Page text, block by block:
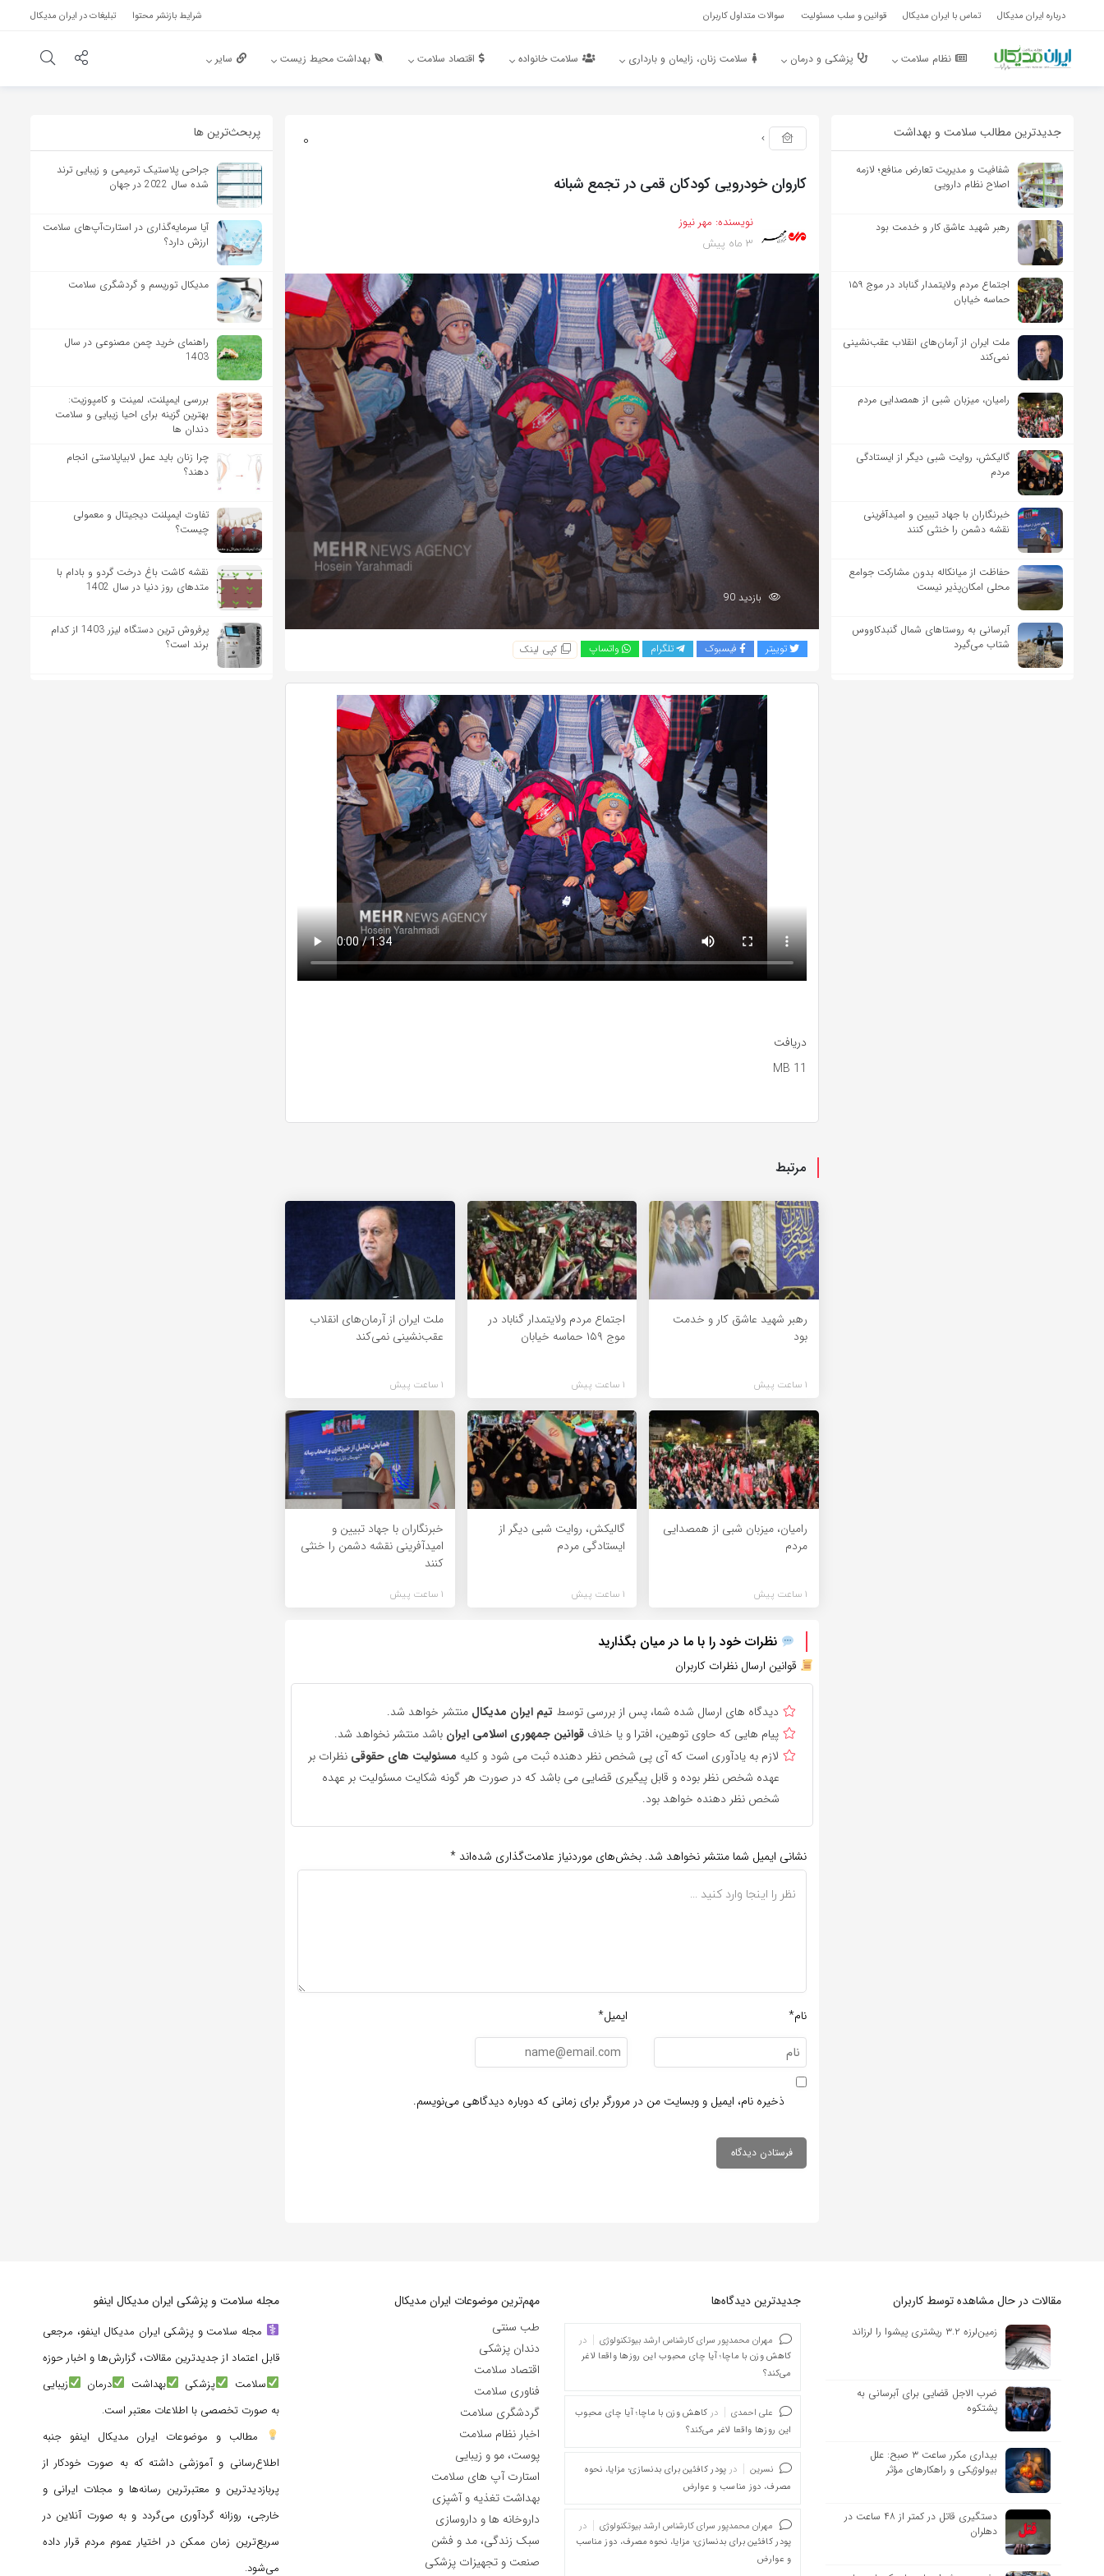
درباره ایران مدیکال تماس با ایران مدیکال قوانین و سلب مسئولیت سوالات متداول کاربران شرایط بازنشر محتوا تبلیغات در ایران مدیکال
نظام سلامت پزشکی و درمان سلامت زنان، زایمان و بارداری سلامت خانواده اقتصاد سلامت بهداشت محیط زیست سایر
جدیدترین مطالب سلامت و بهداشت
شفافیت و مدیریت تعارض منافع؛ لازمه
اصلاح نظام دارویی
رهبر شهید عاشق کار و خدمت بود
اجتماع مردم ولایتمدار گناباد در موج ۱۵۹
حماسه خیابان
ملت ایران از آرمان‌های انقلاب عقب‌نشینی
نمی‌کند
رامیان، میزبان شبی از همصدایی مردم
گالیکش، روایت شبی دیگر از ایستادگی
مردم
خبرنگاران با جهاد تبیین و امیدآفرینی
نقشه دشمن را خنثی کنند
حفاظت از میانکاله بدون مشارکت جوامع
محلی امکان‌پذیر نیست
آبرسانی به روستاهای شمال گنبدکاووس
شتاب می‌گیرد
0
کاروان خودرویی کودکان قمی در تجمع شبانه
نویسنده: مهر نیوز
3 ماه پیش
بازدید 90
توییتر فیسبوک تلگرام واتساپ کپی لینک
دریافت
11 MB
مرتبط
رهبر شهید عاشق کار و خدمت
بود
1 ساعت پیش
اجتماع مردم ولایتمدار گناباد در
موج ۱۵۹ حماسه خیابان
1 ساعت پیش
ملت ایران از آرمان‌های انقلاب
عقب‌نشینی نمی‌کند
1 ساعت پیش
رامیان، میزبان شبی از همصدایی
مردم
1 ساعت پیش
گالیکش، روایت شبی دیگر از
ایستادگی مردم
1 ساعت پیش
خبرنگاران با جهاد تبیین و
امیدآفرینی نقشه دشمن را خنثی
کنند
1 ساعت پیش
نظرات خود را با ما در میان بگذارید
قوانین ارسال نظرات کاربران
دیدگاه های ارسال شده شما، پس از بررسی توسط تیم ایران مدیکال منتشر خواهد شد.
پیام هایی که حاوی توهین، افترا و یا خلاف قوانین جمهوری اسلامی ایران باشد منتشر نخواهد شد.
لازم به یادآوری است که آی پی شخص نظر دهنده ثبت می شود و کلیه مسئولیت های حقوقی نظرات بر
عهده شخص نظر بوده و قابل پیگیری قضایی می باشد که در صورت هر گونه شکایت مسئولیت بر عهده
شخص نظر دهنده خواهد بود.
نشانی ایمیل شما منتشر نخواهد شد. بخش‌های موردنیاز علامت‌گذاری شده‌اند *
نام* ایمیل*
ذخیره نام، ایمیل و وبسایت من در مرورگر برای زمانی که دوباره دیدگاهی می‌نویسم.
پربحث‌‌ترین ها
جراحی پلاستیک ترمیمی و زیبایی ترند
شده سال 2022 در جهان
آیا سرمایه‌گذاری در استارت‌آپ‌های سلامت
ارزش دارد؟
مدیکال توریسم و گردشگری سلامت
راهنمای خرید چمن مصنوعی در سال
1403
بررسی ایمپلنت، لمینت و کامپوزیت:
بهترین گزینه برای احیا زیبایی و سلامت
دندان ها
چرا زنان باید عمل لابیاپلاستی انجام
دهند؟
تفاوت ایمپلنت دیجیتال و معمولی
چیست؟
نقشه کاشت باغ درخت گردو و بادام با
متدهای روز دنیا در سال 1402
پرفروش ترین دستگاه لیزر 1403 از کدام
برند است؟
مقالات در حال مشاهده توسط کاربران
زمین‌لرزه ۳.۲ ریشتری پیشوا را لرزاند
ضرب الاجل قضایی برای آبرسانی به
پشتکوه
بیداری مکرر ساعت ۳ صبح: علل
بیولوژیکی و راهکارهای مؤثر
دستگیری قاتل در کمتر از ۴۸ ساعت در
دهلران
جدیدترین دیدگاه‌‌ها
مهران محمدپور سرای کارشناس ارشد بیوتکنولوژی
در
کاهش وزن با ماچا؛ آیا چای محبوب این روزها واقعا لاغر
می‌کند؟
علی احمدی در کاهش وزن با ماچا؛ آیا چای محبوب
این روزها واقعا لاغر می‌کند؟
نسرین در پودر کافئین برای بدنسازی؛ مزایا، نحوه
مصرف، دوز مناسب و عوارض
مهران محمدپور سرای کارشناس ارشد بیوتکنولوژی
در
پودر کافئین برای بدنسازی؛ مزایا، نحوه مصرف، دوز مناسب
و عوارض
مهم‌ترین موضوعات ایران مدیکال
طب سنتی
دندان پزشکی
اقتصاد سلامت
فناوری سلامت
گردشگری سلامت
اخبار نظام سلامت
پوست، مو و زیبایی
استارت آپ های سلامت
بهداشت تغذیه و آشپزی
داروخانه ها و داروسازی
سبک زندگی، مد و فشن
صنعت و تجهیزات پزشکی
مجله سلامت و پزشکی ایران مدیکال اینفو
مجله سلامت و پزشکی ایران مدیکال اینفو، مرجعی
قابل اعتماد از جدیدترین مقالات، گزارش‌ها و اخبار حوزه
سلامت
پزشکی بهداشت درمان
زیبایی
به صورت تخصصی با اطلاعات معتبر است.
مطالب و موضوعات ایران مدیکال اینفو جنبه
اطلاع‌رسانی و آموزشی داشته که به صورت خودکار از
پربازدیدترین و معتبرترین رسانه‌ها و مجلات ایرانی و
خارجی، روزانه گردآوری می‌گردد و به صورت آنلاین در
سریع‌ترین زمان ممکن در اختیار عموم مردم قرار داده
می‌شود.